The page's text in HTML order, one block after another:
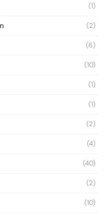
(1)
(2)
(6)
(10)
(1)
(1)
(2)
(4)
(40)
(2)
(10)